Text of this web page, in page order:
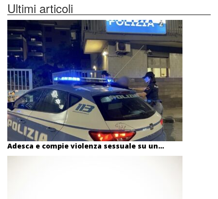
Ultimi articoli
Adesca e compie violenza sessuale su un...